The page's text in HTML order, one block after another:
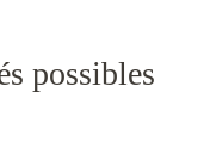
possibles